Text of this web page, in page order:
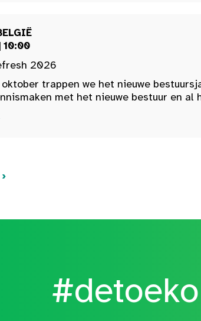
10:00
2026
trappen we het nieuwe
met het nieuwe bestuur en al